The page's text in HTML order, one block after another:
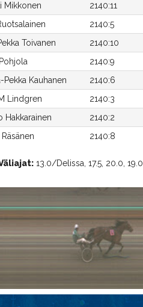
Mikkonen 2140:11
2140:5
Toivanen 2140:10
2140:9
Pekka Kauhanen 2140:6
Lindgren 2140:3
Hakkarainen 2140:2
Räsänen 2140:8
13.0/Delissa, 17.5, 20.0, 19.0